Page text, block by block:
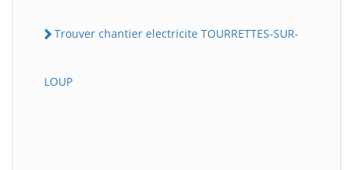
Trouver chantier electricite TOURRETTES-SUR-
LOUP